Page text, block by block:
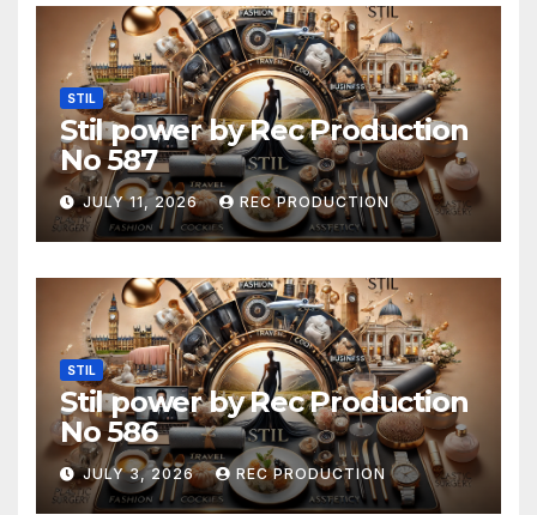
STIL
Stil power by Rec Production
No 587
JULY 11, 2026 REC PRODUCTION
STIL
Stil power by Rec Production
No 586
JULY 3, 2026 REC PRODUCTION